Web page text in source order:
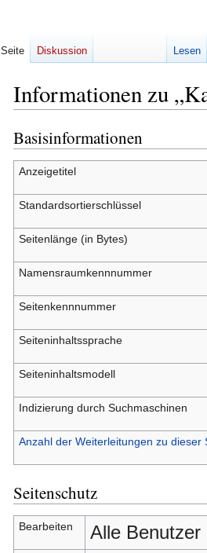
Informationen zu
Zur
Navigation
springen
Zur
Suche
springen
Basisinformationen
Anzeigetitel
Standardsortierschlüssel
Seitenlänge (in Bytes)
Namensraumkennnummer
Seitenkennnummer
Seiteninhaltssprache
Seiteninhaltsmodell
Indizierung durch Suchmaschinen
Anzahl der Weiterleitungen zu dieser
Seitenschutz
Bearbeiten Alle Benutzer
Seite Diskussion Lesen